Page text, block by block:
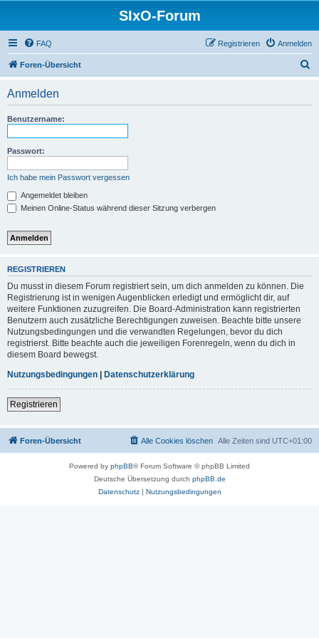
SIxO-Forum
FAQ Anmelden
Registrieren
Foren-Übersicht
Anmelden
Benutzername:
Passwort:
Ich habe mein Passwort vergessen
Angemeldet bleiben
Meinen Online-Status während dieser Sitzung verbergen
REGISTRIEREN
Du musst in diesem Forum registriert sein, um dich anmelden zu können. Die
Registrierung ist in wenigen Augenblicken erledigt und ermöglicht dir, auf
weitere Funktionen zuzugreifen. Die Board-Administration kann registrierten
Benutzern auch zusätzliche Berechtigungen zuweisen. Beachte bitte unsere
Nutzungsbedingungen und die verwandten Regelungen, bevor du dich
registrierst. Bitte beachte auch die jeweiligen Forenregeln, wenn du dich in
diesem Board bewegst.
Nutzungsbedingungen | Datenschutzerklärung
Registrieren
Foren-Übersicht Alle Zeiten sind UTC+01:00
Alle Cookies löschen
Powered by phpBB® Forum Software © phpBB Limited
Deutsche Übersetzung durch phpBB.de
Datenschutz| Nutzungsbedingungen